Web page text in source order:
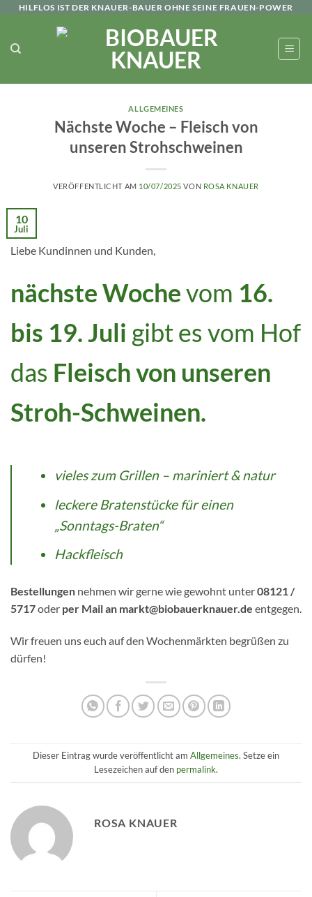
Zum
springen
HILFLOS IST DER KNAUER-BAUER OHNE SEINE FRAUEN-POWER
ALLGEMEINES
Nächste Woche – Fleisch von
unseren Strohschweinen
VERÖFFENTLICHT AM 10/07/2025 VON ROSA KNAUER
10
Juli
Liebe Kundinnen und Kunden,
nächste Wochevom 16.
bis 19. Juli gibt es vom Hof
das Fleisch von unseren
Stroh-Schweinen.
vieles zum Grillen – mariniert & natur
leckere Bratenstücke für einen
„Sonntags-Braten“
Hackfleisch
Bestellungen nehmen wir gerne wie gewohnt unter08121 /
5717oder per Mail an markt@biobauerknauer.de entgegen.
Wir freuen uns euch auf den Wochenmärkten begrüßen zu
dürfen!
Dieser Eintrag wurde veröffentlicht am Allgemeines. Setze ein
Lesezeichen auf den permalink.
ROSA KNAUER